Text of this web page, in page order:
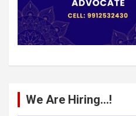
We Are Hiring…!